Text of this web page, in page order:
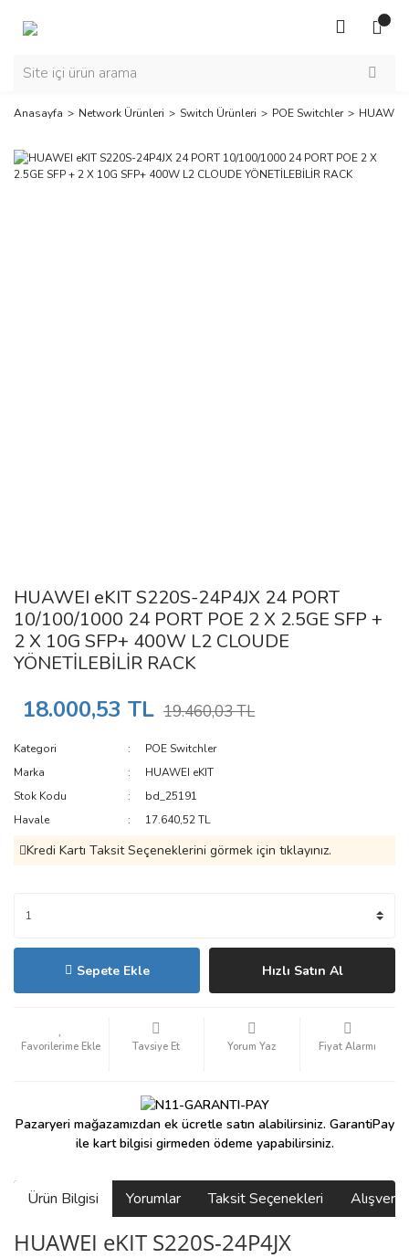
Anasayfa Network Ürünleri Switch Ürünleri POE Switchler HUAWEI
HUAWEI eKIT S220S-24P4JX 24 PORT
10/100/1000 24 PORT POE 2 X 2.5GE SFP +
2 X 10G SFP+ 400W L2 CLOUDE
YÖNETİLEBİLİR RACK
18.000,53 TL 19.460,03 TL
Kategori
POE Switchler
Marka
HUAWEI eKIT
Stok Kodu
bd_25191
Havale
17.640,52 TL
Kredi Kartı Taksit Seçeneklerini görmek için tıklayınız.
Sepete Ekle Hızlı Satın Al
Tavsiye Et Yorum Yaz Fiyat Alarmı
Pazaryeri mağazamızdan ek ücretle satın alabilirsiniz. GarantiPay
ile kart bilgisi girmeden ödeme yapabilirsiniz.
Ürün Bilgisi Yorumlar Taksit Seçenekleri
HUAWEI eKIT S220S-24P4JX